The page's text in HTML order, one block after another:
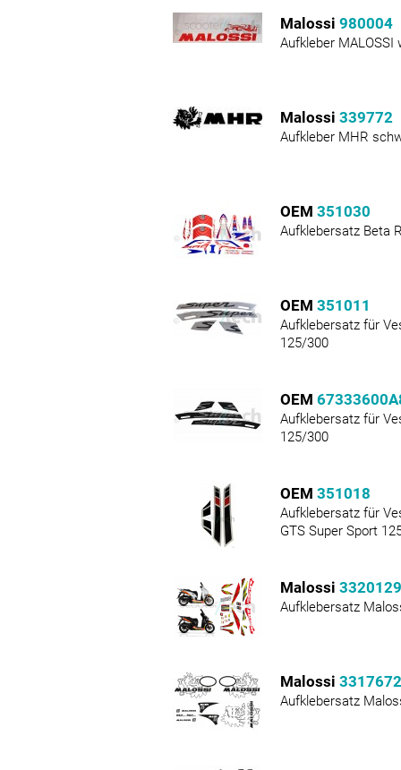
Malossi 980004
Aufkleber
Malossi 339772
Aufkleber MHR
OEM 351030
Aufklebersatz Beta
OEM 351011
Aufklebersatz für
125/300
OEM
Aufklebersatz für
125/300
OEM 351018
Aufklebersatz für
GTS Super Sport
Malossi
Aufklebersatz
Malossi 3317672
Aufklebersatz